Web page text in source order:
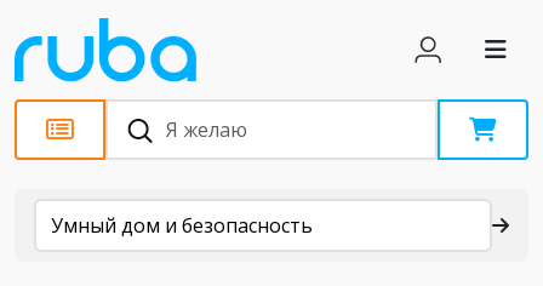
Каталог
Умный дом и безопасность